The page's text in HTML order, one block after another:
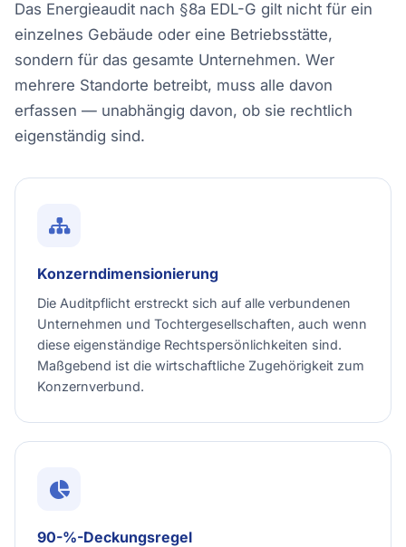
Das Energieaudit nach §8a EDL-G gilt nicht für ein
einzelnes Gebäude oder eine Betriebsstätte,
sondern für das gesamte Unternehmen. Wer
mehrere Standorte betreibt, muss alle davon
erfassen — unabhängig davon, ob sie rechtlich
eigenständig sind.
Konzerndimensionierung
Die Auditpflicht erstreckt sich auf alle verbundenen
Unternehmen und Tochtergesellschaften, auch wenn
diese eigenständige Rechtspersönlichkeiten sind.
Maßgebend ist die wirtschaftliche Zugehörigkeit zum
Konzernverbund.
90-%-Deckungsregel